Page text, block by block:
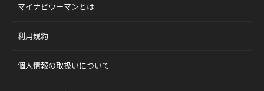
マイナビウーマンとは
利用規約
個人情報の取扱いについて